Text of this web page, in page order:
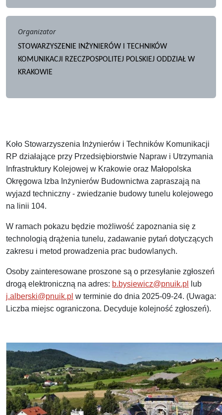
Organizator
STOWARZYSZENIE INŻYNIERÓW I TECHNIKÓW
KOMUNIKACJI RZECZPOSPOLITEJ POLSKIEJ ODDZIAŁ W
KRAKOWIE
Koło Stowarzyszenia Inżynierów i Techników Komunikacji
RP działające przy Przedsiębiorstwie Napraw i Utrzymania
Infrastruktury Kolejowej w Krakowie oraz Małopolska
Okręgowa Izba Inżynierów Budownictwa zapraszają na
wyjazd techniczny - zwiedzanie budowy tunelu kolejowego
na linii 104.
W ramach pokazu będzie możliwość zapoznania się z
technologią drążenia tunelu, zadawanie pytań dotyczących
zakresu i metod prowadzenia prac budowlanych.
Osoby zainteresowane proszone są o przesyłanie zgłoszeń
drogą elektroniczną na adres: b.bysiewicz@pnuik.pl
lub
j.alberski@pnuik.pl w terminie do dnia 2025-09-24. (Uwaga:
Liczba miejsc ograniczona. Decyduje kolejność zgłoszeń).